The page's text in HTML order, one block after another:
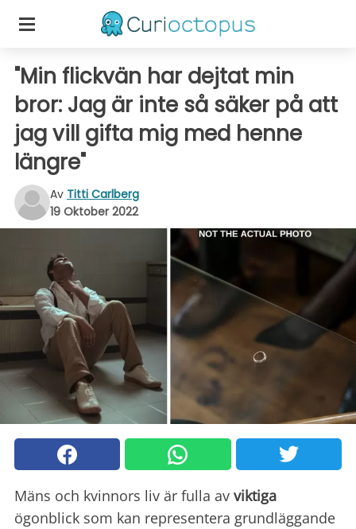
"Min flickvän har dejtat min
bror: Jag är inte så säker på att
jag vill gifta mig med henne
längre"
Av Titti Carlberg
19 Oktober 2022
Mäns och kvinnors liv är fulla av viktiga
ögonblick som kan representera grundläggande